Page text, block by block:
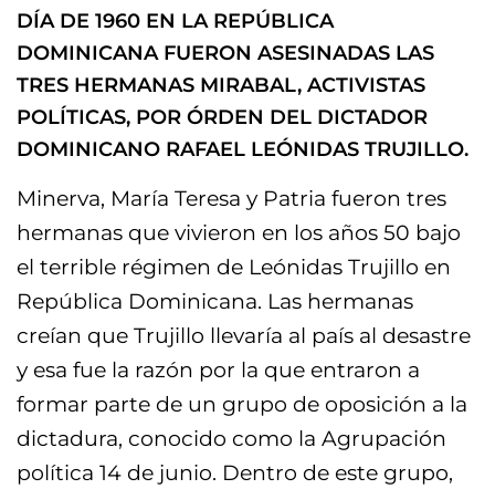
DÍA DE 1960 EN LA REPÚBLICA
DOMINICANA FUERON ASESINADAS LAS
TRES HERMANAS MIRABAL, ACTIVISTAS
POLÍTICAS, POR ÓRDEN DEL DICTADOR
DOMINICANO RAFAEL LEÓNIDAS TRUJILLO.
Minerva, María Teresa y Patria fueron tres
hermanas que vivieron en los años 50 bajo
el terrible régimen de Leónidas Trujillo en
República Dominicana. Las hermanas
creían que Trujillo llevaría al país al desastre
y esa fue la razón por la que entraron a
formar parte de un grupo de oposición a la
dictadura, conocido como la Agrupación
política 14 de junio. Dentro de este grupo,